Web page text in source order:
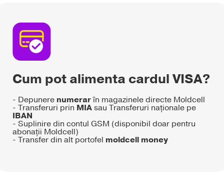
Cum pot alimenta cardul VISA?
- Depunere numerarîn magazinele directe Moldcell
- Transferuri prin MIAsau Transferuri naționale pe
IBAN
- Suplinire din contul GSM (disponibil doar pentru
abonații Moldcell)
- Transfer din alt portofel moldcell money